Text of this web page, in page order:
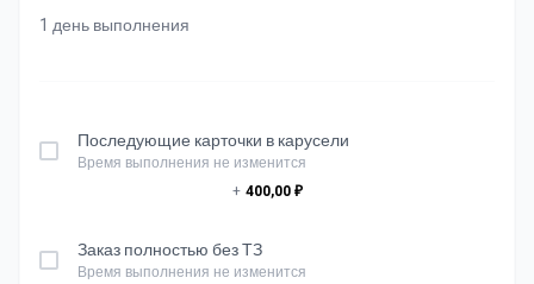
1 день выполнения
Последующие карточки в карусели
Время выполнения не изменится
+ 400,00 ₽
Заказ полностью без ТЗ
Время выполнения не изменится